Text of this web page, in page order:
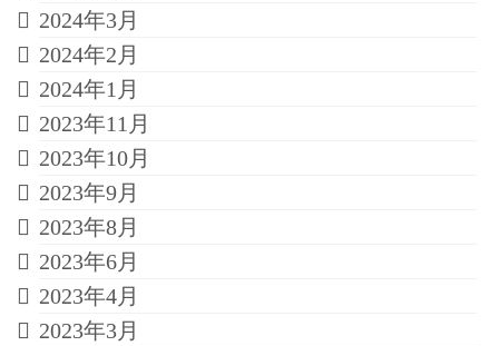
2024年3月
2024年2月
2024年1月
2023年11月
2023年10月
2023年9月
2023年8月
2023年6月
2023年4月
2023年3月